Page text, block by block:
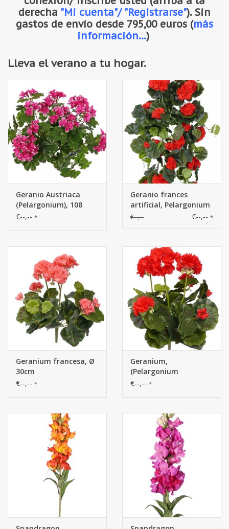
derecha "Mi cuenta"/ "Registrarse"). Sin
gastos de envío desde 795,00 euros (más
información...)
Lleva el verano a tu hogar.
Geranio Austriaca
(Pelargonium), 108
flores, 92 hojas, 40cm,
€--,-- *
Geranio frances
artificial, Pelargonium
peltatum, 232 flores,
€--,-- €--,-- *
Geranium francesa, Ø
30cm
€--,-- *
Geranium,
(Pelargonium
grandiflora), 92 flores,
€--,-- *